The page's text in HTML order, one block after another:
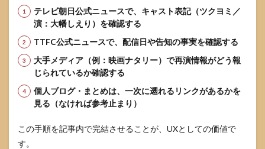
テレビ朝日公式ニュースで、キャスト表記（ツクヨミ／
演：大幡しえり）を確認する
TTFC公式ニュースで、配信日や告知の事実を確認する
大手メディア（例：映画ナタリー）で再演情報がどう報
じられているか確認する
個人ブログ・まとめは、一次に遡れるリンクがあるかを
見る（なければ参考止まり）
この手順を記事内で完結させることが、UXとしての価値で
す。